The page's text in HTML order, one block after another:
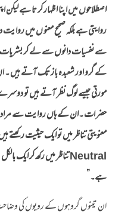
اصطلاحوں میں اپنا اظہار کر تا ہے لیکن
روایتی ہے بلکہ صحیح معنو ں میں
سے نفسیات دانوں سے لے کر بشریات
کے گرو اور شعبدہ باز تک آتے ہیں ۔
مورتی جیسے لوگ نظر آتے ہیں تو
حضر ات ۔ان کے ہاں روایت سے مراد
معنویتی تناظر میں تو ایک حیثیت رکھتے
Neutralتناظر میں رکھ کر ایک
ہے۔”
ان تینوں گروہوں کے رویوں کی